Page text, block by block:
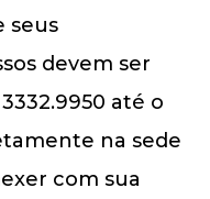
seus
devem ser
até o
na sede
com sua